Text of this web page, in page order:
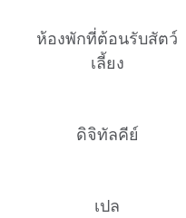
ห้องพักที่ต้อนรับสัตว์
เลี้ยง
ดิจิทัลคีย์
เปล